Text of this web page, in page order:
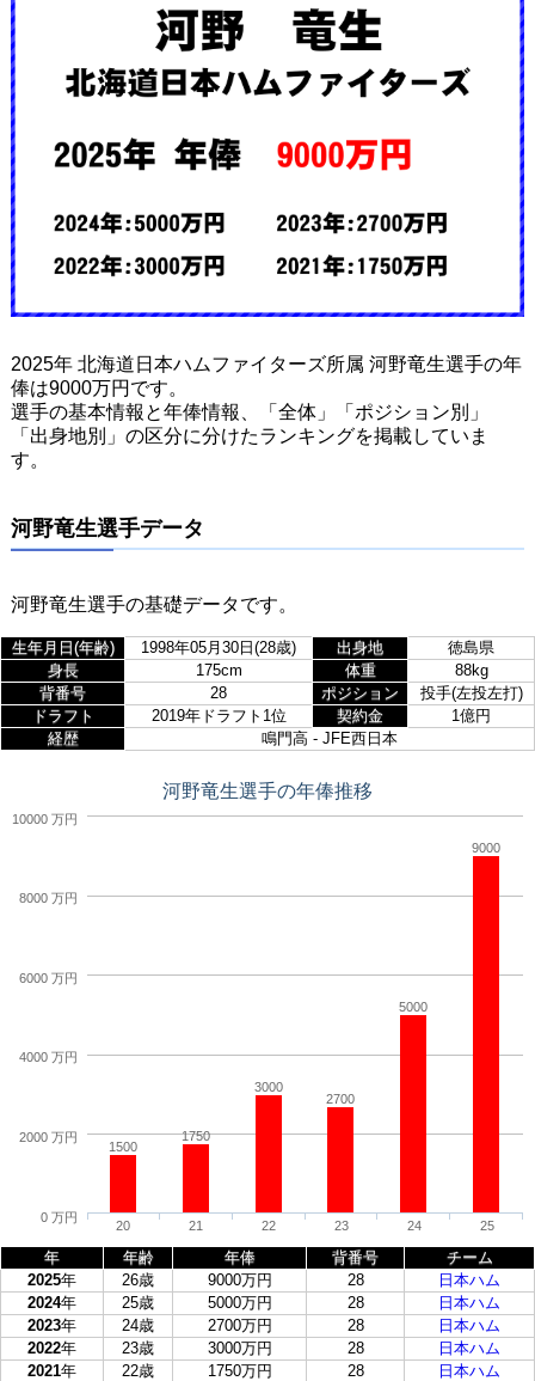
2025年 北海道日本ハムファイターズ所属 河野竜生選手の年
俸は9000万円です。
選手の基本情報と年俸情報、「全体」「ポジション別」
「出身地別」の区分に分けたランキングを掲載していま
す。
河野竜生選手データ
河野竜生選手の基礎データです。
生年月日(年齢) 1998年05月30日(28歳) 出身地
徳島県
身長
175cm 体重
88kg
背番号
28 ポジション
投手(左投左打)
ドラフト
2019年ドラフト1位 契約金
1億円
経歴
鳴門高 - JFE西日本
河野竜生選手の年俸推移
1500
1750
3000
2700
5000
9000
20 21 22 23 24 25
0 万円
2000 万円
4000 万円
6000 万円
8000 万円
10000 万円
年 年齢 年俸 背番号
チーム
2025年 26歳 9000万円 28
日本ハム
2024年 25歳 5000万円 28
日本ハム
2023年 24歳 2700万円 28
日本ハム
2022年 23歳 3000万円 28
日本ハム
2021年 22歳 1750万円 28
日本ハム